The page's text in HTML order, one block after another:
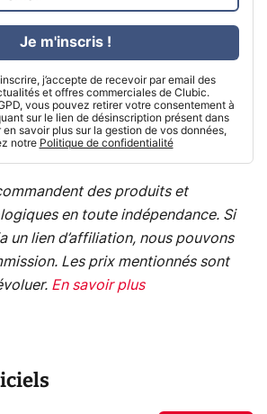
j’accepte de recevoir par email des
et offres commerciales de Clubic.
vous pouvez retirer votre consentement à
sur le lien de désinscription présent dans
savoir plus sur la gestion de vos données,
notre Politique de confidentialité
Je m'inscris !
des produits et
en toute indépendance. Si
un lien d’affiliation, nous pouvons
Les prix mentionnés sont
En savoir plus